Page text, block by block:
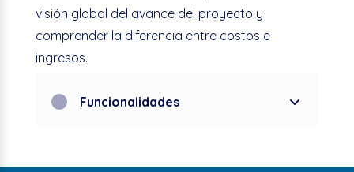
visión global del avance del proyecto y
comprender la diferencia entre costos e
ingresos.
Funcionalidades